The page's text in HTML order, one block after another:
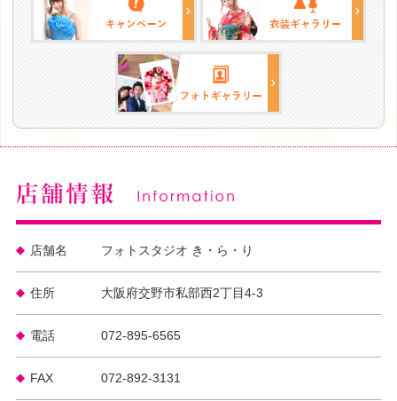
店舗名 フォトスタジオ き・ら・り
住所 大阪府交野市私部西2丁目4-3
電話 072-895-6565
FAX 072-892-3131